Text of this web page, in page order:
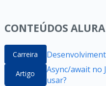
CONTEÚDOS
Carreira
Artigo
Async/await no
usar?